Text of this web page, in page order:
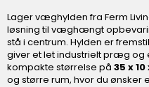
Lager væghylden fra Ferm
løsning til væghængt
stå i centrum. Hylden er
giver et let industrielt præg og
kompakte størrelse på 35 x 10
og større rum, hvor du ønsker